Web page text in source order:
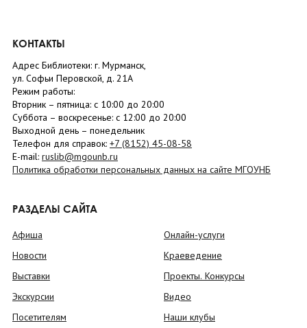
КОНТАКТЫ
Адрес Библиотеки: г. Мурманск,
ул. Софьи Перовской, д. 21А
Режим работы:
Вторник – пятница: с 10:00 до 20:00
Суббота – воскресенье: c 12:00 до 20:00
Выходной день – понедельник
Телефон для справок: +7 (8152) 45-08-58
E-mail: ruslib@mgounb.ru
Политика обработки персональных данных на сайте МГОУНБ
РАЗДЕЛЫ САЙТА
Афиша
Новости
Выставки
Экскурсии
Посетителям
Онлайн-услуги
Краеведение
Проекты. Конкурсы
Видео
Наши клубы